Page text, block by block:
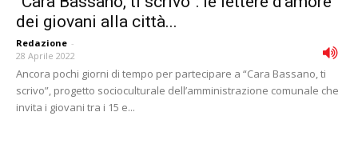
dei giovani alla città...
Redazione -
28 Aprile 2022
Ancora pochi giorni di tempo per partecipare a “Cara Bassano, ti
scrivo”, progetto socioculturale dell’amministrazione comunale che
invita i giovani tra i 15 e...